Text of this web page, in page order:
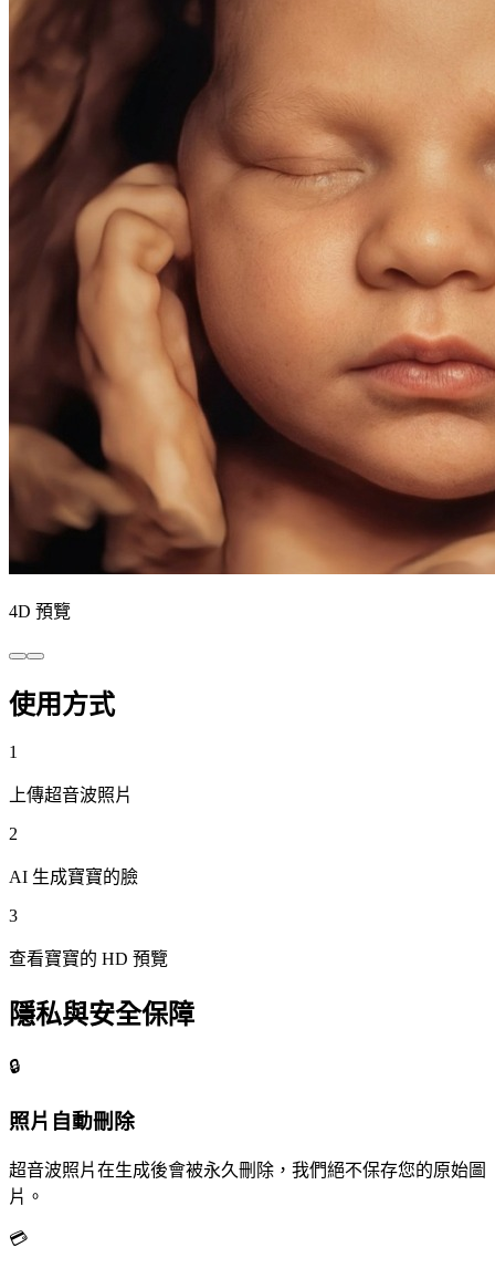
4D 預覽
使用方式
1
上傳超音波照片
2
AI 生成寶寶的臉
3
查看寶寶的 HD 預覽
隱私與安全保障
🔒
照片自動刪除
超音波照片在生成後會被永久刪除，我們絕不保存您的原始圖
片。
💳